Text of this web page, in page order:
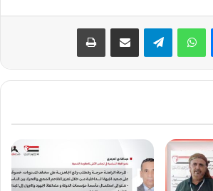
ماسنجر واتساب تيلقرام مشاركة عبر البريد طباعة